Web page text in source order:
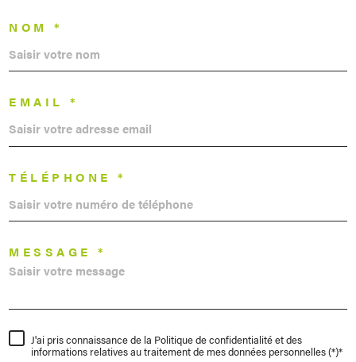
NOM *
EMAIL *
TÉLÉPHONE *
MESSAGE *
J'ai pris connaissance de la Politique de confidentialité et des
informations relatives au traitement de mes données personnelles (*)*